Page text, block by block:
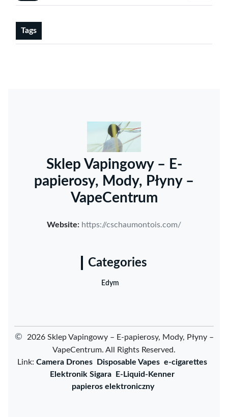
Tags
Sklep Vapingowy – E-
papierosy, Mody, Płyny –
VapeCentrum
Website: https://cschaumontois.com/
Categories
Edym
©
2026 Sklep Vapingowy – E-papierosy, Mody, Płyny –
VapeCentrum. All Rights Reserved.
Link: Camera Drones Disposable Vapes e-cigarettes
Elektronik Sigara E-Liquid-Kenner
papieros elektroniczny